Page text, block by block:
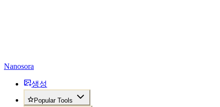
Nanosora
생성
Popular Tools